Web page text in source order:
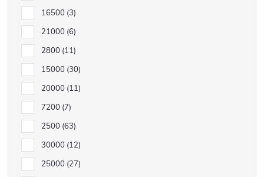
16500 3
21000 6
2800 11
15000 30
20000 11
7200 7
2500 63
30000 12
25000 27